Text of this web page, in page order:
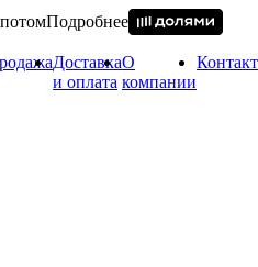
Подробнее
Доставка
и оплата
О
компании